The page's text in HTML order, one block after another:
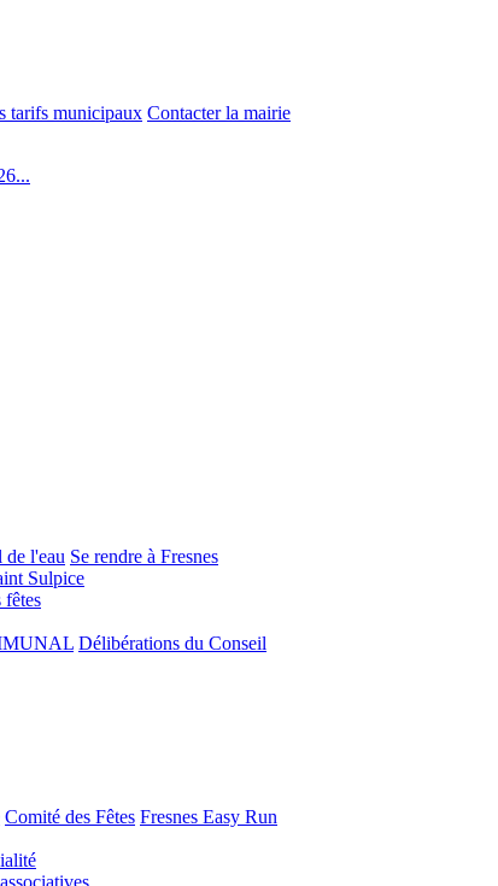
tarifs municipaux Contacter la mairie
l'eau Se rendre à Fresnes
Sulpice
fêtes
Délibérations du Conseil
Comité des Fêtes Fresnes Easy Run